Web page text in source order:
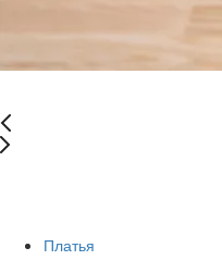
Платья